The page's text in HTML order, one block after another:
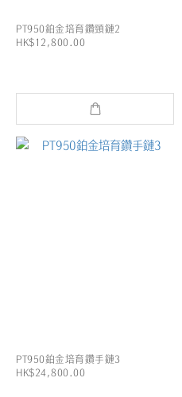
PT950鉑金培育鑽頸鏈2
HK$12,800.00
PT950鉑金培育鑽手鏈3
HK$24,800.00